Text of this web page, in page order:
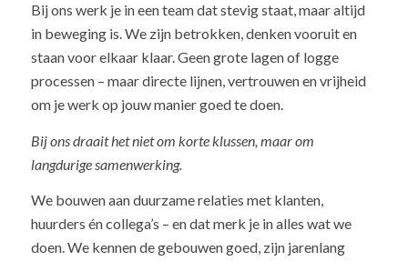
Bij ons werk je in een team dat stevig staat, maar altijd
in beweging is. We zijn betrokken, denken vooruit en
staan voor elkaar klaar. Geen grote lagen of logge
processen – maar directe lijnen, vertrouwen en vrijheid
om je werk op jouw manier goed te doen.
Bij ons draait het niet om korte klussen, maar om
langdurige samenwerking.
We bouwen aan duurzame relaties met klanten,
huurders én collega’s – en dat merk je in alles wat we
doen. We kennen de gebouwen goed, zijn jarenlang